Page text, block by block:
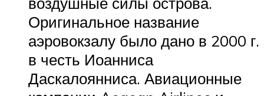
Оригинальное название
аэровокзалу было дано в 2000 г.
в честь Иоанниса
Даскалоянниса. Авиационные